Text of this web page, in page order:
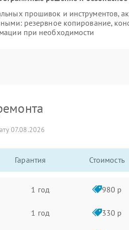
прошивок и инструментов,
резервное копирование,
при необходимости
07.08.2026
Гарантия Стоимость
1 год 980 р
1 год 330 р